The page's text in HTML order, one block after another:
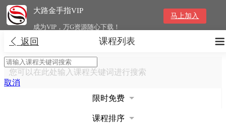
大路金手指VIP
成为VIP，万G资源随心下载！
马上加入
 返回 
课程列表
您可以在此处输入课程关键词进行搜索
取消
限时免费
课程排序